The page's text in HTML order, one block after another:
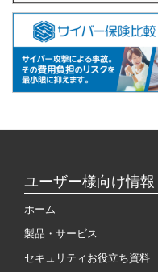
ユーザー様向け情報
ホーム
製品・サービス
セキュリティお役立ち資料